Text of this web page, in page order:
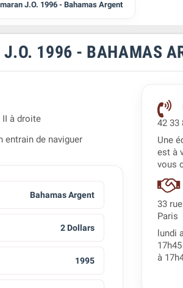
J.O. 1996 - Bahamas Argent
1996 - BAHAMAS
II à droite
entrain de naviguer
Bahamas Argent
2 Dollars
1995
42 33
Une
est à
vous
33
Paris
lundi
à